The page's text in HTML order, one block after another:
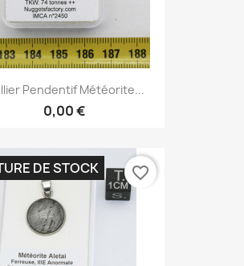
Pendentif Météorite...
0,00 €
DE STOCK favorite_border